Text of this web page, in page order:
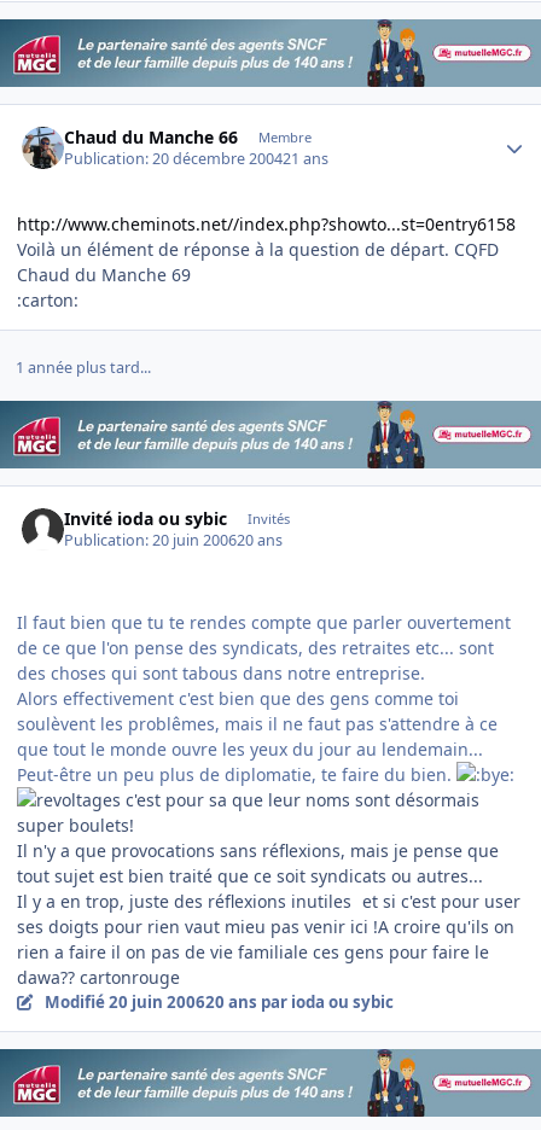
Chaud du Manche 66 Membre
Publication:20 décembre 200421 ans
http://www.cheminots.net//index.php?showto...st=0entry6158
Voilà un élément de réponse à la question de départ. CQFD
Chaud du Manche 69
:carton:
1 année plus tard...
Invité ioda ou sybic Invités
Publication:20 juin 200620 ans
Il faut bien que tu te rendes compte que parler ouvertement
de ce que l'on pense des syndicats, des retraites etc... sont
des choses qui sont tabous dans notre entreprise.
Alors effectivement c'est bien que des gens comme toi
soulèvent les problêmes, mais il ne faut pas s'attendre à ce
que tout le monde ouvre les yeux du jour au lendemain...
Peut-être un peu plus de diplomatie, te faire du bien.
c'est pour sa que leur noms sont désormais
super boulets!
Il n'y a que provocations sans réflexions, mais je pense que
tout sujet est bien traité que ce soit syndicats ou autres...
Il y a en trop, juste des réflexions inutiles et si c'est pour user
ses doigts pour rien vaut mieu pas venir ici !A croire qu'ils on
rien a faire il on pas de vie familiale ces gens pour faire le
dawa?? cartonrouge
Modifié20 juin 200620 ans par ioda ou sybic